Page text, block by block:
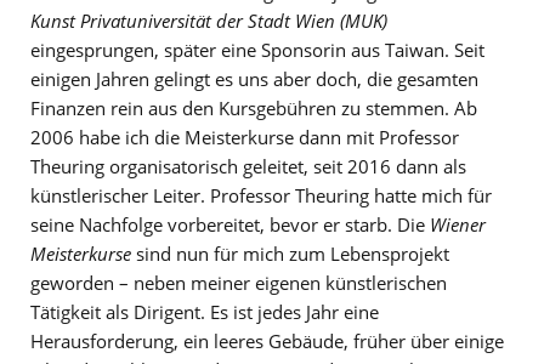
Kunst Privatuniversität der Stadt Wien (MUK)
eingesprungen, später eine Sponsorin aus Taiwan. Seit
einigen Jahren gelingt es uns aber doch, die gesamten
Finanzen rein aus den Kursgebühren zu stemmen. Ab
2006 habe ich die Meisterkurse dann mit Professor
Theuring organisatorisch geleitet, seit 2016 dann als
künstlerischer Leiter. Professor Theuring hatte mich für
seine Nachfolge vorbereitet, bevor er starb. Die Wiener
Meisterkurse sind nun für mich zum Lebensprojekt
geworden – neben meiner eigenen künstlerischen
Tätigkeit als Dirigent. Es ist jedes Jahr eine
Herausforderung, ein leeres Gebäude, früher über einige